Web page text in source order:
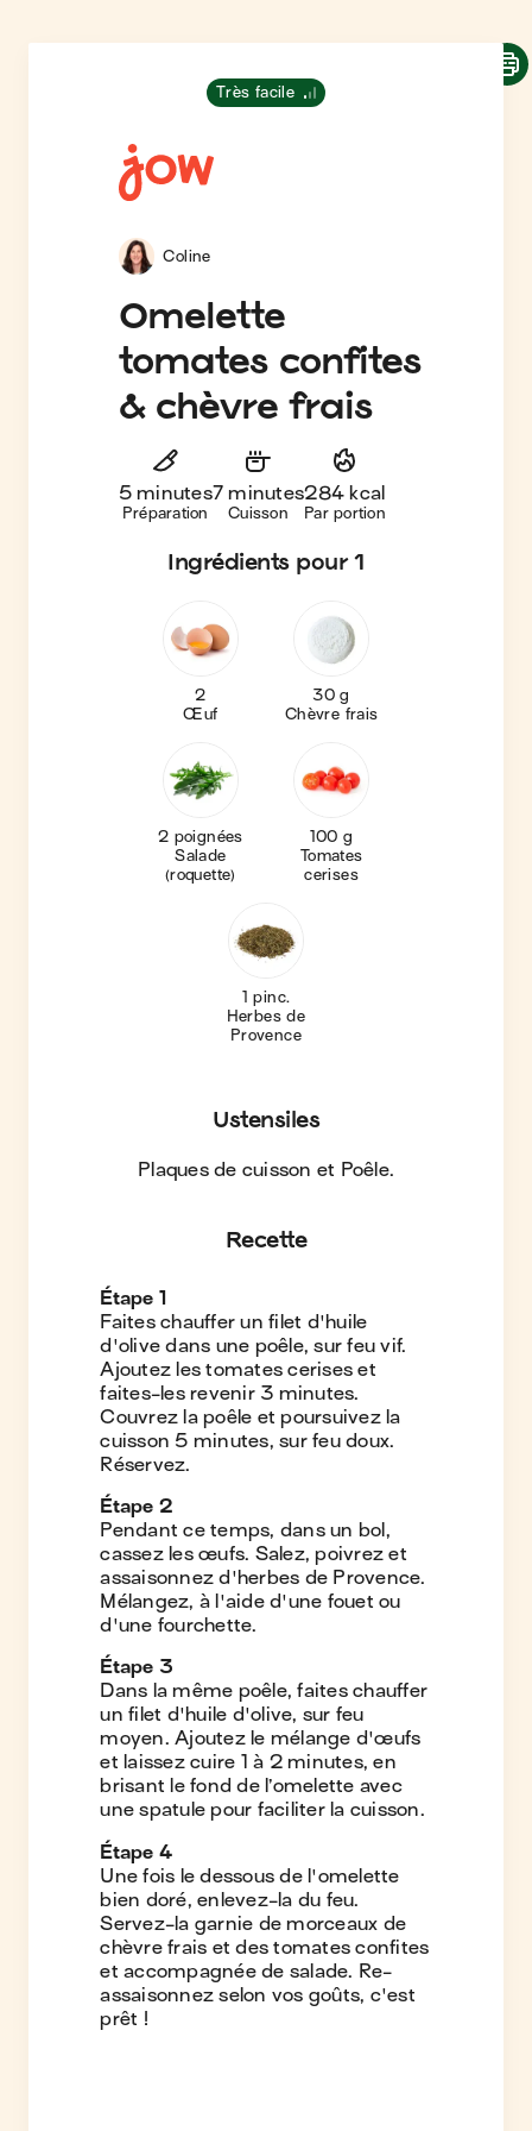
Très facile
Coline
Omelette
tomates confites
& chèvre frais
5 minutes
Préparation
7 minutes
Cuisson
284 kcal
Par portion
Ingrédients pour 1
2
Œuf
30 g
Chèvre frais
2 poignées
Salade
(roquette)
100 g
Tomates
cerises
1 pinc.
Herbes de
Provence
Ustensiles
Plaques de cuisson et Poêle.
Recette
Étape 1
Faites chauffer un filet d'huile
d'olive dans une poêle, sur feu vif.
Ajoutez les tomates cerises et
faites-les revenir 3 minutes.
Couvrez la poêle et poursuivez la
cuisson 5 minutes, sur feu doux.
Réservez.
Étape 2
Pendant ce temps, dans un bol,
cassez les œufs. Salez, poivrez et
assaisonnez d'herbes de Provence.
Mélangez, à l'aide d'une fouet ou
d'une fourchette.
Étape 3
Dans la même poêle, faites chauffer
un filet d'huile d'olive, sur feu
moyen. Ajoutez le mélange d'œufs
et laissez cuire 1 à 2 minutes, en
brisant le fond de l’omelette avec
une spatule pour faciliter la cuisson.
Étape 4
Une fois le dessous de l'omelette
bien doré, enlevez-la du feu.
Servez-la garnie de morceaux de
chèvre frais et des tomates confites
et accompagnée de salade. Re-
assaisonnez selon vos goûts, c'est
prêt !